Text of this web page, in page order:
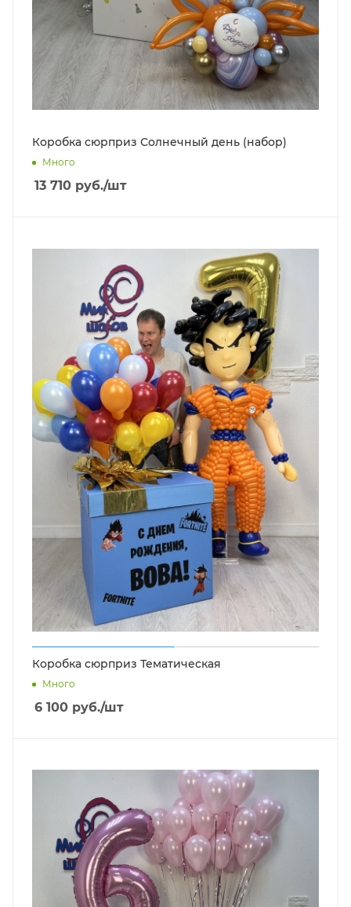
Коробка сюрприз Солнечный день (набор)
Много
13 710 руб./шт
Коробка сюрприз Тематическая
Много
6 100 руб./шт